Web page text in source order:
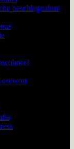
beschlagnahmt